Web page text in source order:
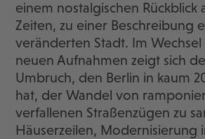
einem nostalgischen Rückblick
Zeiten, zu einer Beschreibung
veränderten Stadt. Im
neuen Aufnahmen zeigt sich
Umbruch, den Berlin in kaum
hat, der Wandel von
verfallenen Straßenzügen zu
Häuserzeilen, Modernisierung